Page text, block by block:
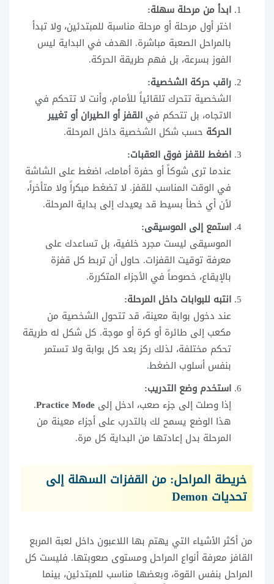
ابدأ من مرحلة سهلة:
اختر أول مرحلة أو مرحلة مناسبة للمبتدئين، ولا تبدأ
بالمراحل الصعبة مباشرة. الهدف في البداية ليس
الفوز بسرعة، بل فهم طريقة الحركة.
راقب حركة الشخصية:
الشخصية تتحرك تلقائياً للأمام، وأنت لا تتحكم في
الاتجاه، بل تتحكم في القفز أو الطيران أو تغيير
الحركة حسب شكل الشخصية داخل المرحلة.
اضغط للقفز فوق العقبات:
عندما ترى شوكاً أو حفرة أمامك، اضغط على الشاشة
في الوقت المناسب للقفز. لا تضغط مبكراً ولا متأخراً،
لأن أي خطأ بسيط قد يعيدك إلى بداية المرحلة.
استمع إلى الموسيقى:
الموسيقى ليست مجرد خلفية، بل تساعدك على
معرفة توقيت القفزات. حاول أن تربط كل قفزة
بالإيقاع، خصوصاً في الأجزاء المتكررة.
انتبه للبوابات داخل المرحلة:
عند دخول بوابة معينة، قد تتحول الشخصية من
مكعب إلى طائرة أو كرة أو موجة. كل شكل له طريقة
تحكم مختلفة، لذلك ركز بعد كل بوابة ولا تستمر
بنفس أسلوب الضغط.
استخدم وضع التدريب:
إذا وصلت إلى جزء صعب، ادخل إلى Practice Mode
.
هذا الوضع يسمح لك بالتدرب على أجزاء معينة من
المرحلة بدل إعادتها من البداية كل مرة.
خريطة المراحل: من القفزات السهلة إلى
تحديات Demon
من أكثر الأشياء التي يهتم بها اللاعبون داخل لعبة المربع
القافز معرفة أنواع المراحل ومستوى صعوبتها. فليست كل
المراحل بنفس القوة، وبعضها مناسب للمبتدئين، بينما